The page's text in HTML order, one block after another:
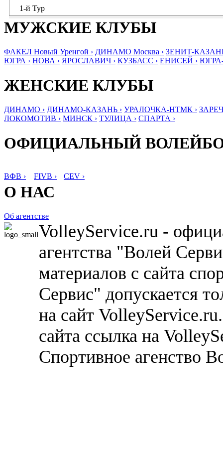
1-й Тур
МУЖСКИЕ КЛУБЫ
ФАКЕЛ Новый Уренгой › ДИНАМО Москва › ЗЕНИТ-
ЮГРА › НОВА › ЯРОСЛАВИЧ › КУЗБАСС › ЕНИСЕЙ ›
ЖЕНСКИЕ КЛУБЫ
ДИНАМО › ДИНАМО-КАЗАНЬ › УРАЛОЧКА-НТМК ›
ЛОКОМОТИВ › МИНСК › ТУЛИЦА › СПАРТА ›
ОФИЦИАЛЬНЫЙ
ВФВ › FIVB › CEV ›
О НАС
Об агентстве
VolleyService.ru -
агентства "Волей
материалов с сайта
Сервис" допускается
на сайт
сайта ссылка на
Спортивное агенство